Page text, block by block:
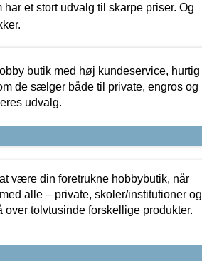
har et stort udvalg til skarpe priser. Og
butik med høj kundeservice, hurtig
de sælger både til private, engros og
udvalg.
være din foretrukne hobbybutik, når
alle – private, skoler/institutioner og
tolvtusinde forskellige produkter.